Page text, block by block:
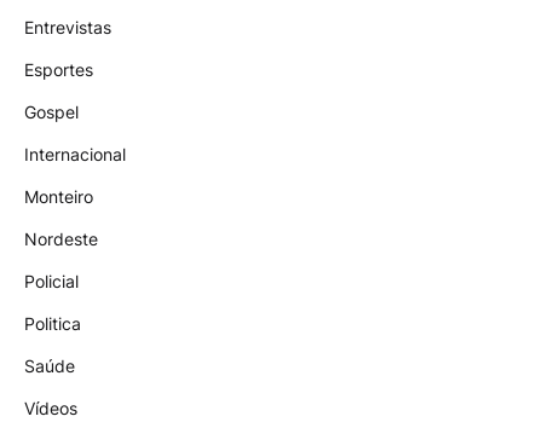
Entrevistas
Esportes
Gospel
Internacional
Monteiro
Nordeste
Policial
Politica
Saúde
Vídeos